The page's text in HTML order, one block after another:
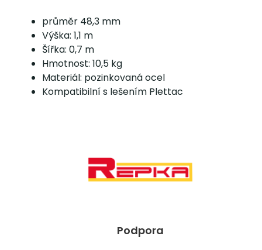
průměr 48,3 mm
Výška: 1,1 m
Šířka: 0,7 m
Hmotnost: 10,5 kg
Materiál: pozinkovaná ocel
Kompatibilní s lešením Plettac
Podpora